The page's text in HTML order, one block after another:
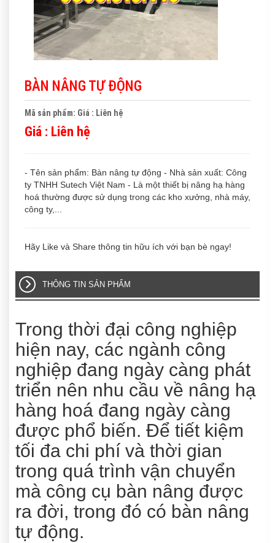
BÀN NÂNG TỰ ĐỘNG
Mã sản phẩm: Giá : Liên hệ
Giá : Liên hệ
- Tên sản phẩm: Bàn nâng tự động - Nhà sản xuất: Công
ty TNHH Sutech Việt Nam - Là một thiết bị nâng hạ hàng
hoá thường được sử dụng trong các kho xưởng, nhà máy,
công ty,...
Hãy Like và Share thông tin hữu ích với bạn bè ngay!
THÔNG TIN SẢN PHẨM
Trong thời đại công nghiệp
hiện nay, các ngành công
nghiệp đang ngày càng phát
triển nên nhu cầu về nâng hạ
hàng hoá đang ngày càng
được phổ biến. Để tiết kiệm
tối đa chi phí và thời gian
trong quá trình vận chuyển
mà công cụ bàn nâng được
ra đời, trong đó có bàn nâng
tự động.